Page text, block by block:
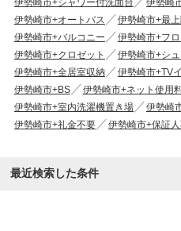
伊勢崎市+オートバス
伊勢崎市+最
伊勢崎市+バルコニー
伊勢崎市+フ
伊勢崎市+クロゼット
伊勢崎市+シ
伊勢崎市+全居室収納
伊勢崎市+TV
伊勢崎市+BS
伊勢崎市+ネット使用
伊勢崎市+室内洗濯機置き場
伊勢崎
伊勢崎市+礼金不要
伊勢崎市+保証
最近検索した条件